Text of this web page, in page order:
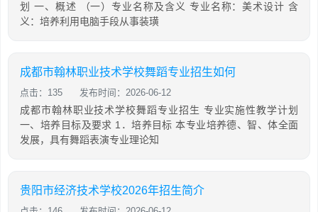
划 一、概述 （一）专业名称及含义 专业名称：美术设计 含
义：培养利用电脑手段从事装璜
成都市翰林职业技术学校舞蹈专业招生如何
点击：135 发布时间：2026-06-12
成都市翰林职业技术学校舞蹈专业招生 专业实施性教学计划
一、培养目标及要求 1．培养目标 本专业培养德、智、体全面
发展，具有舞蹈表演专业理论知
贵阳市经济技术学校2026年招生简介